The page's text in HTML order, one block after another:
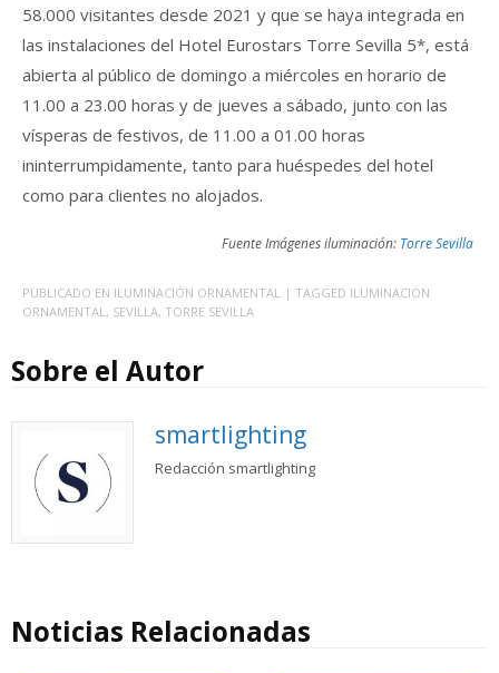
58.000 visitantes desde 2021 y que se haya integrada en
las instalaciones del Hotel Eurostars Torre Sevilla 5*, está
abierta al público de domingo a miércoles en horario de
11.00 a 23.00 horas y de jueves a sábado, junto con las
vísperas de festivos, de 11.00 a 01.00 horas
ininterrumpidamente, tanto para huéspedes del hotel
como para clientes no alojados.
Fuente Imágenes iluminación: Torre Sevilla
PUBLICADO EN ILUMINACIÓN ORNAMENTAL | TAGGED ILUMINACIÓN
ORNAMENTAL , SEVILLA, TORRE SEVILLA
Sobre el Autor
smartlighting
Redacción smartlighting
Noticias Relacionadas